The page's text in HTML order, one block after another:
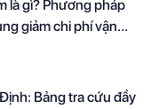
là gì? Phương pháp
giảm chi phí vận
Bảng tra cứu đầy